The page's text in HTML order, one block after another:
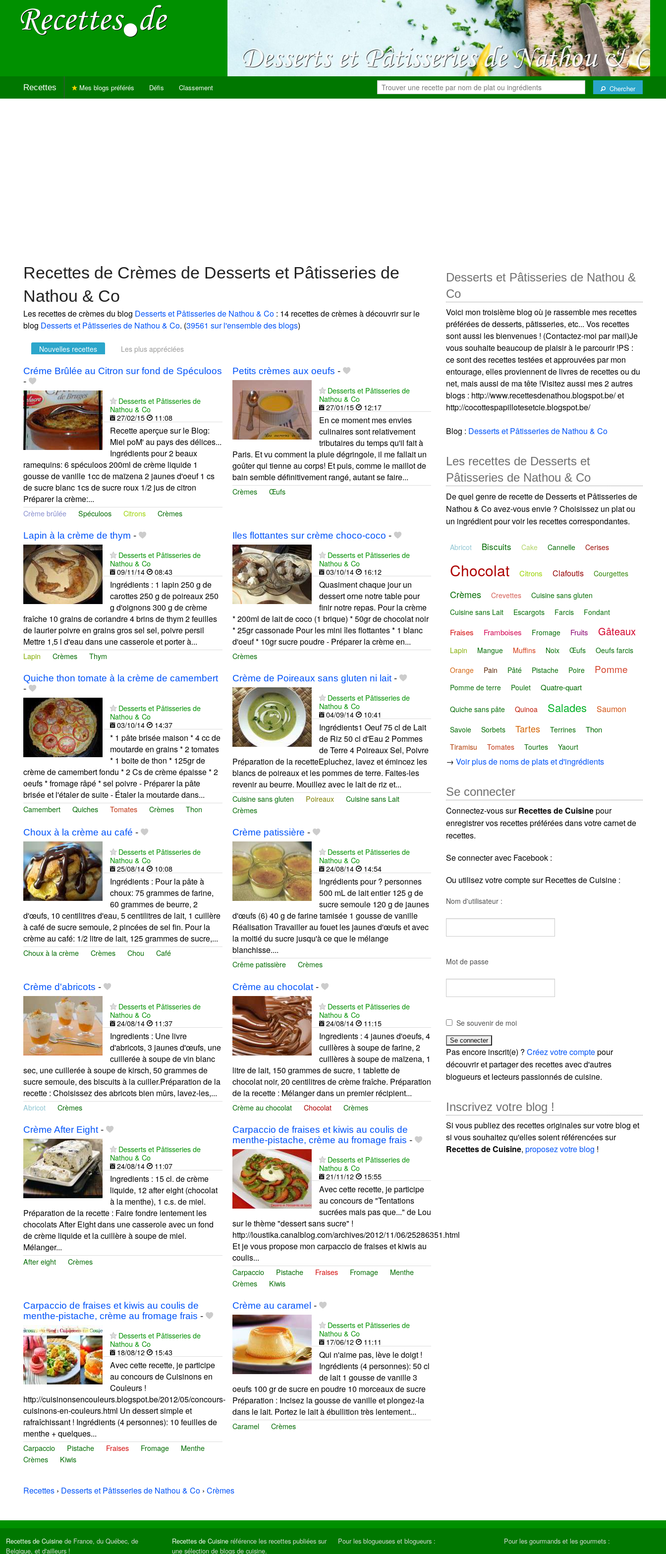
Recettes Chercher
Mes blogs préférés Défis Classement
Recettes de Crèmes de Desserts et Pâtisseries de
Nathou & Co
Les recettes de crèmes du blog Desserts et Pâtisseries de Nathou & Co : 14 recettes de crèmes à découvrir sur le
blog Desserts et Pâtisseries de Nathou & Co. (39561 sur l'ensemble des blogs)
Nouvelles recettes Les plus appréciées
Créme Brûlée au Citron sur fond de Spéculoos
-
Desserts et Pâtisseries de
Nathou & Co
27/02/15
11:08
Recette aperçue sur le Blog:
Miel poM' au pays des délices...
Ingrédients pour 2 beaux
ramequins: 6 spéculoos 200ml de crème liquide 1
gousse de vanille 1cc de maïzena 2 jaunes d'oeuf 1 cs
de sucre blanc 1cs de sucre roux 1/2 jus de citron
Préparer la crème:...
Crème brûlée Spéculoos Citrons Crèmes
Petits crèmes aux oeufs -
Desserts et Pâtisseries de
Nathou & Co
27/01/15
12:17
En ce moment mes envies
culinaires sont relativement
tributaires du temps qu'il fait à
Paris. Et vu comment la pluie dégringole, il me fallait un
goûter qui tienne au corps! Et puis, comme le maillot de
bain semble définitivement rangé, autant se faire...
Crèmes Œufs
Lapin à la crème de thym -
Desserts et Pâtisseries de
Nathou & Co
09/11/14
08:43
Ingrédients : 1 lapin 250 g de
carottes 250 g de poireaux 250
g d'oignons 300 g de crème
fraîche 10 grains de coriandre 4 brins de thym 2 feuilles
de laurier poivre en grains gros sel sel, poivre persil
Mettre 1,5 l d'eau dans une casserole et porter à...
Lapin Crèmes Thym
Iles flottantes sur crème choco-coco -
Desserts et Pâtisseries de
Nathou & Co
03/10/14
16:12
Quasiment chaque jour un
dessert orne notre table pour
finir notre repas. Pour la crème
* 200ml de lait de coco (1 brique) * 50gr de chocolat noir
* 25gr cassonade Pour les mini îles flottantes * 1 blanc
d'oeuf * 10gr sucre poudre - Préparer la crème en...
Crèmes
Quiche thon tomate à la crème de camembert
-
Desserts et Pâtisseries de
Nathou & Co
03/10/14
14:37
* 1 pâte brisée maison * 4 cc de
moutarde en grains * 2 tomates
* 1 boite de thon * 125gr de
crème de camembert fondu * 2 Cs de crème épaisse * 2
oeufs * fromage râpé * sel poivre - Préparer la pâte
brisée et l'étaler de suite - Étaler la moutarde dans...
Camembert Quiches Tomates Crèmes Thon
Crème de Poireaux sans gluten ni lait-
Desserts et Pâtisseries de
Nathou & Co
04/09/14
10:41
Ingrédients1 Oeuf 75 cl de Lait
de Riz 50 cl d'Eau 2 Pommes
de Terre 4 Poireaux Sel, Poivre
Préparation de la recetteEpluchez, lavez et émincez les
blancs de poireaux et les pommes de terre. Faites-les
revenir au beurre. Mouillez avec le lait de riz et...
Cuisine sans gluten Poireaux
Cuisine sans Lait
Crèmes
Choux à la crème au café -
Desserts et Pâtisseries de
Nathou & Co
25/08/14
10:08
Ingrédients : Pour la pâte à
choux: 75 grammes de farine,
60 grammes de beurre, 2
d'œufs, 10 centilitres d'eau, 5 centilitres de lait, 1 cuillère
à café de sucre semoule, 2 pincées de sel fin. Pour la
crème au café: 1/2 litre de lait, 125 grammes de sucre,...
Choux à la crème Crèmes Chou Café
Crème patissière -
Desserts et Pâtisseries de
Nathou & Co
24/08/14
14:54
Ingrédients pour ? personnes
500 mL de lait entier 125 g de
sucre semoule 120 g de jaunes
d'œufs (6) 40 g de farine tamisée 1 gousse de vanille
Réalisation Travailler au fouet les jaunes d'œufs et avec
la moitié du sucre jusqu'à ce que le mélange
blanchisse....
Crême patissière Crèmes
Crème d'abricots -
Desserts et Pâtisseries de
Nathou & Co
24/08/14
11:37
Ingredients : Une livre
d'abricots, 3 jaunes d'œufs, une
cuillerée à soupe de vin blanc
sec, une cuillerée à soupe de kirsch, 50 grammes de
sucre semoule, des biscuits à la cuiller.Préparation de la
recette : Choisissez des abricots bien mûrs, lavez-les,...
Abricot Crèmes
Crème au chocolat-
Desserts et Pâtisseries de
Nathou & Co
24/08/14
11:15
Ingredients : 4 jaunes d'oeufs, 4
cuillères à soupe de farine, 2
cuillères à soupe de maïzena, 1
litre de lait, 150 grammes de sucre, 1 tablette de
chocolat noir, 20 centilitres de crème fraîche. Préparation
de la recette : Mélanger dans un premier récipient...
Crème au chocolat Chocolat Crèmes
Crème After Eight -
Desserts et Pâtisseries de
Nathou & Co
24/08/14
11:07
Ingredients : 15 cl. de crème
liquide, 12 after eight (chocolat
à la menthe), 1 c.s. de miel.
Préparation de la recette : Faire fondre lentement les
chocolats After Eight dans une casserole avec un fond
de crème liquide et la cuillère à soupe de miel.
Mélanger...
After eight Crèmes
Carpaccio de fraises et kiwis au coulis de
menthe-pistache, crème au fromage frais -
Desserts et Pâtisseries de
Nathou & Co
21/11/12
15:55
Avec cette recette, je participe
au concours de "Tentations
sucrées mais pas que..." de Lou
sur le thème "dessert sans sucre" !
http://loustika.canalblog.com/archives/2012/11/06/25286351.html
Et je vous propose mon carpaccio de fraises et kiwis au
coulis...
Carpaccio Pistache Fraises Fromage
Menthe
Crèmes
Kiwis
Carpaccio de fraises et kiwis au coulis de
menthe-pistache, crème au fromage frais -
Desserts et Pâtisseries de
Nathou & Co
18/08/12
15:43
Avec cette recette, je participe
au concours de Cuisinons en
Couleurs !
http://cuisinonsencouleurs.blogspot.be/2012/05/concours-
cuisinons-en-couleurs.html Un dessert simple et
rafraîchissant ! Ingrédients (4 personnes): 10 feuilles de
menthe + quelques...
Carpaccio Pistache Fraises Fromage
Menthe
Crèmes
Kiwis
Crème au caramel -
Desserts et Pâtisseries de
Nathou & Co
17/06/12
11:11
Qui n'aime pas, lève le doigt !
Ingrédients (4 personnes): 50 cl
de lait 1 gousse de vanille 3
oeufs 100 gr de sucre en poudre 10 morceaux de sucre
Préparation : Incisez la gousse de vanille et plongez-la
dans le lait. Portez le lait à ébullition très lentement...
Caramel Crèmes
Recettes › Desserts et Pâtisseries de Nathou & Co › Crèmes
Desserts et Pâtisseries de Nathou &
Co
Voici mon troisième blog où je rassemble mes recettes
préférées de desserts, pâtisseries, etc... Vos recettes
sont aussi les bienvenues ! (Contactez-moi par mail)Je
vous souhaite beaucoup de plaisir à le parcourir !PS :
ce sont des recettes testées et approuvées par mon
entourage, elles proviennent de livres de recettes ou du
net, mais aussi de ma tête !Visitez aussi mes 2 autres
blogs : http://www.recettesdenathou.blogspot.be/ et
http://cocottespapillotesetcie.blogspot.be/
Blog : Desserts et Pâtisseries de Nathou & Co
Les recettes de Desserts et
Pâtisseries de Nathou & Co
De quel genre de recette de Desserts et Pâtisseries de
Nathou & Co avez-vous envie ? Choisissez un plat ou
un ingrédient pour voir les recettes correspondantes.
Abricot Biscuits Cake Cannelle Cerises
Chocolat Citrons Clafoutis Courgettes
Crèmes Crevettes
Cuisine sans gluten
Cuisine sans Lait
Escargots Farcis Fondant
Fraises Framboises Fromage Fruits Gâteaux
Lapin Mangue Muffins Noix Œufs
Oeufs farcis
Orange
Pain Pâté Pistache Poire Pomme
Pomme de terre Poulet Quatre-quart
Quiche sans pâte Quinoa Salades Saumon
Savoie Sorbets Tartes Terrines Thon
Tiramisu Tomates Tourtes Yaourt
→Voir plus de noms de plats et d'ingrédients
Se connecter
Connectez-vous surRecettes de Cuisinepour
enregistrer vos recettes préférées dans votre carnet de
recettes.
Se connecter avec Facebook :
Ou utilisez votre compte sur Recettes de Cuisine :
Nom d'utilisateur :
Mot de passe
Se souvenir de moi
Pas encore inscrit(e) ?Créez votre comptepour
découvrir et partager des recettes avec d'autres
blogueurs et lecteurs passionnés de cuisine.
Inscrivez votre blog !
Si vous publiez des recettes originales sur votre blog et
si vous souhaitez qu'elles soient référencées sur
Recettes de Cuisine,proposez votre blog !
Recettes de Cuisine de France, du Québec, de
Belgique, et d'ailleurs !
Recettes de Cuisine référence les recettes publiées sur
une sélection de blogs de cuisine.
Pour les blogueuses et blogueurs :
Pour les gourmands et les gourmets :